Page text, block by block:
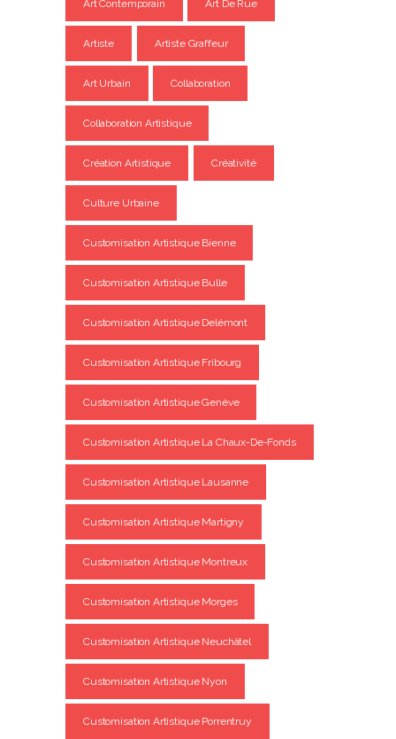
Art Contemporain Art De Rue
Artiste Artiste Graffeur
Art Urbain Collaboration
Collaboration Artistique
Création Artistique Créativité
Culture Urbaine
Customisation Artistique Bienne
Customisation Artistique Bulle
Customisation Artistique Delémont
Customisation Artistique Fribourg
Customisation Artistique Genève
Customisation Artistique La Chaux-De-Fonds
Customisation Artistique Lausanne
Customisation Artistique Martigny
Customisation Artistique Montreux
Customisation Artistique Morges
Customisation Artistique Neuchâtel
Customisation Artistique Nyon
Customisation Artistique Porrentruy